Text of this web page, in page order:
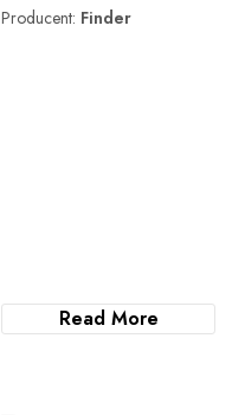
Producent: Finder
Read More